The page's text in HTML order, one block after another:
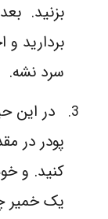
بزنید.
بردارید و
سرد نشه.
در این
پودر در
کنید. و
یک خمیر